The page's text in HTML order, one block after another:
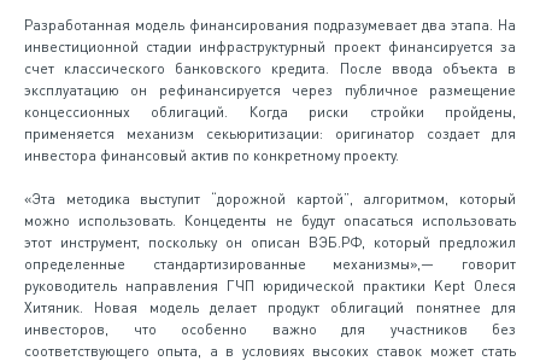
Разработанная модель финансирования подразумевает два этапа. На
инвестиционной стадии инфраструктурный проект финансируется за
счет классического банковского кредита. После ввода объекта в
эксплуатацию он рефинансируется через публичное размещение
концессионных облигаций. Когда риски стройки пройдены,
применяется механизм секьюритизации: оригинатор создает для
инвестора финансовый актив по конкретному проекту.
«Эта методика выступит “дорожной картой”, алгоритмом, который
можно использовать. Концеденты не будут опасаться использовать
этот инструмент, поскольку он описан ВЭБ.РФ, который предложил
определенные стандартизированные механизмы»,— говорит
руководитель направления ГЧП юридической практики Kept Олеся
Хитяник. Новая модель делает продукт облигаций понятнее для
инвесторов, что особенно важно для участников без
соответствующего опыта, а в условиях высоких ставок может стать